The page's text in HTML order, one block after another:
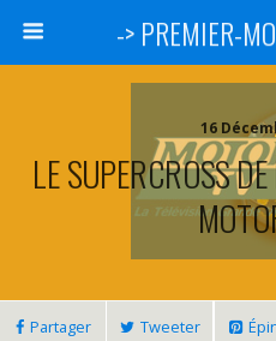
-> PREMIER-
16
LE SUPERCROSS
Partager Tweeter